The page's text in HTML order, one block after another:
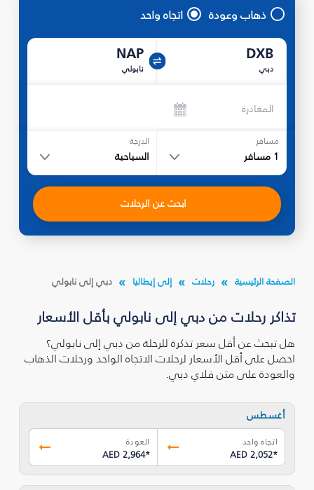
ذهاب وعودة اتجاه واحد
DXB
دبي
NAP
نابولي
المغادرة
مسافر
1 مسافر
الدرجة
السياحية
ابحث عن الرحلات
الصفحة الرئيسية رحلات إلى إيطاليا دبي إلى نابولي
تذاكر رحلات من دبي إلى نابولي بأقل الأسعار
هل تبحث عن أقل سعر تذكرة للرحلة من دبي إلى نابولي؟
احصل على أقل الأسعار لرحلات الاتجاه الواحد ورحلات الذهاب
والعودة على متن فلاي دبي.
أغسطس
اتجاه واحد
AED 2,052*
العودة
AED 2,964*